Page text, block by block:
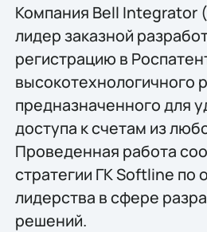
Компания Bell Integrator
лидер заказной
регистрацию в
высокотехнологичного
предназначенного для
доступа к счетам из
Проведенная работа
стратегии ГК Softline по
лидерства в сфере
решений.